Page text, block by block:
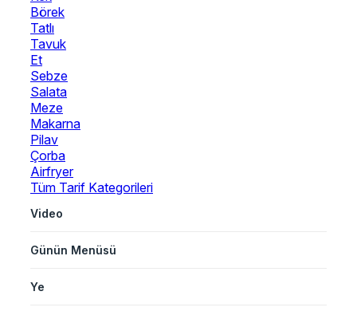
Börek
Tatlı
Tavuk
Et
Sebze
Salata
Meze
Makarna
Pilav
Çorba
Airfryer
Tüm Tarif Kategorileri
Video
Günün Menüsü
Ye